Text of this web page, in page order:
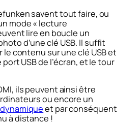
savent tout faire, ou
mode « lecture
lire en boucle un
d’une clé USB. Il suffit
le contenu sur une clé USB et
USB de l’écran, et le tour
ils peuvent ainsi être
ou encore un
et par conséquent
à distance !